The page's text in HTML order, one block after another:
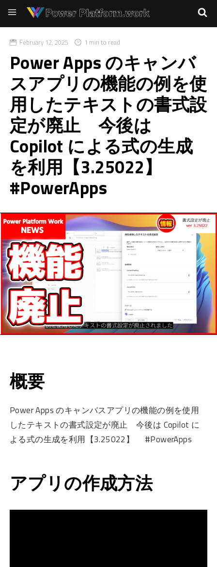
February 12, 2025 1 min to read
Power Apps のキャンバ
スアプリの機能の例を使
用したテキストの書式設
定が廃止 今後は
Copilot による式の生成
を利用【3.25022】
#PowerApps
概要
Power Apps のキャンバスアプリの機能の例を使用
したテキストの書式設定が廃止 今後は Copilot に
よる式の生成を利用【3.25022】 #PowerApps
アプリの作成方法